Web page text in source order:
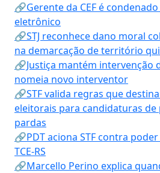
🔗Gerente da CEF é
eletrônico
🔗STJ reconhece dano moral
na demarcação de território
🔗Justiça mantém intervenção
nomeia novo interventor
🔗STF valida regras que
eleitorais para candidaturas de
pardas
🔗PDT aciona STF contra
TCE-RS
🔗Marcello Perino explica